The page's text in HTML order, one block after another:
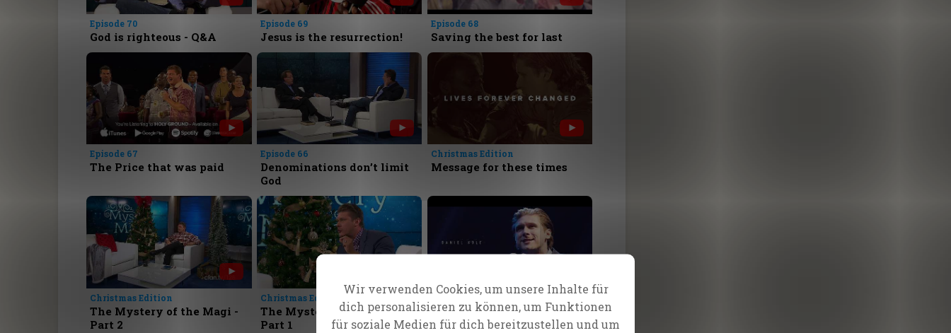
Episode 70
God is righteous - Q&A
Episode 69
Jesus is the resurrection!
Episode 68
Saving the best for last
Episode 67
The Price that was paid
Episode 66
Denominations don’t limit
God
Christmas Edition
Message for these times
Christmas Edition
The Mystery of the Magi -
Part 2
Christmas Edition
The Mystery of the Magi -
Part 1
Christianity contradicting
Science?
Wir verwenden Cookies, um unsere Inhalte für
dich personalisieren zu können, um Funktionen
für soziale Medien für dich bereitzustellen und um